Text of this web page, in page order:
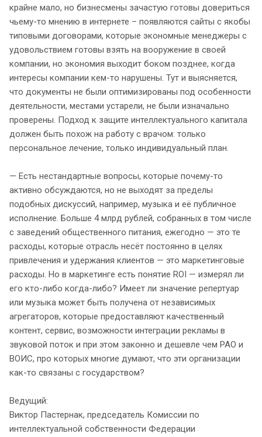
крайне мало, но бизнесмены зачастую готовы довериться
чьему-то мнению в интернете – появляются сайты с якобы
типовыми договорами, которые экономные менеджеры с
удовольствием готовы взять на вооружение в своей
компании, но экономия выходит боком позднее, когда
интересы компании кем-то нарушены. Тут и выясняется,
что документы не были оптимизированы под особенности
деятельности, местами устарели, не были изначально
проверены. Подход к защите интеллектуального капитала
должен быть похож на работу с врачом: только
персональное лечение, только индивидуальный план.
— Есть нестандартные вопросы, которые почему-то
активно обсуждаются, но не выходят за пределы
подобных дискуссий, например, музыка и её публичное
исполнение. Больше 4 млрд рублей, собранных в том числе
с заведений общественного питания, ежегодно — это те
расходы, которые отрасль несёт постоянно в целях
привлечения и удержания клиентов — это маркетинговые
расходы. Но в маркетинге есть понятие ROI — измерял ли
его кто-либо когда-либо? Имеет ли значение репертуар
или музыка может быть получена от независимых
агрегаторов, которые предоставляют качественный
контент, сервис, возможности интеграции рекламы в
звуковой поток и при этом законно и дешевле чем РАО и
ВОИС, про которых многие думают, что эти организации
как-то связаны с государством?
Ведущий:
Виктор Пастернак, председатель Комиссии по
интеллектуальной собственности Федерации